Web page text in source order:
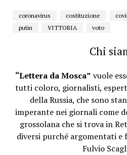
coronavirus costituzione
putin
VITTORIA voto
Chi
“Lettera da Mosca” vuole
tutti coloro, giornalisti,
della Russia, che sono
imperante nei giornali come
grossolana che si trova in
diversi purché argomentati e
Fulvio